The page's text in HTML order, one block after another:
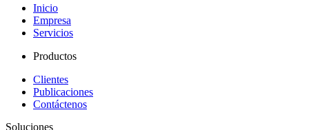
Inicio
Empresa
Servicios
Productos
Clientes
Publicaciones
Contáctenos
Soluciones